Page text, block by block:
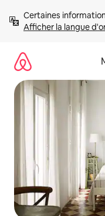
directement
Afficher la langue